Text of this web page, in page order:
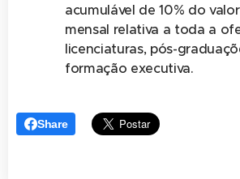
acumulável de 10% do
mensal relativa a toda a
licenciaturas, pós-
formação executiva.
Share